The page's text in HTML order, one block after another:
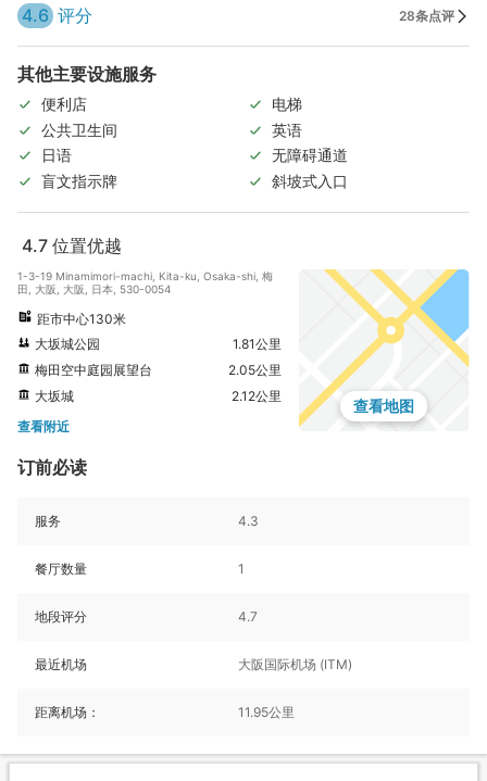
4.6 评分 28条点评
其他主要设施服务
便利店
电梯
公共卫生间
英语
日语
无障碍通道
盲文指示牌
斜坡式入口
4.7 位置优越
1-3-19 Minamimori-machi, Kita-ku, Osaka-shi, 梅
田, 大阪, 大阪, 日本, 530-0054
距市中心130米
大坂城公园
1.81公里
梅田空中庭园展望台
2.05公里
大坂城
2.12公里
查看附近
查看地图
订前必读
服务 4.3
餐厅数量 1
地段评分 4.7
最近机场 大阪国际机场 (ITM)
距离机场： 11.95公里